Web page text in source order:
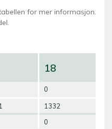
for mer informasjon.
18
0
1332
0